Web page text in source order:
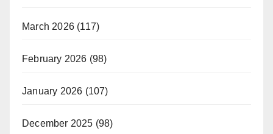
March 2026 (117)
February 2026 (98)
January 2026 (107)
December 2025 (98)